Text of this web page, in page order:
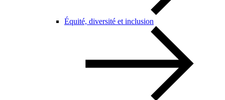
Équité, diversité et inclusion